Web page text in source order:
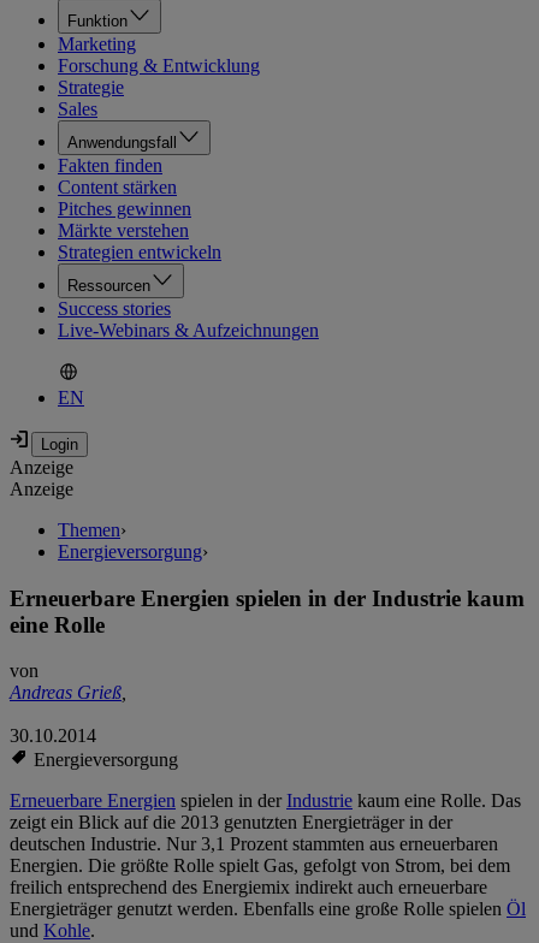
Funktion
Marketing
Forschung & Entwicklung
Strategie
Sales
Anwendungsfall
Fakten finden
Content stärken
Pitches gewinnen
Märkte verstehen
Strategien entwickeln
Ressourcen
Success stories
Live-Webinars & Aufzeichnungen
EN
Anzeige
Anzeige
Themen›
Energieversorgung›
Erneuerbare Energien spielen in der Industrie kaum
eine Rolle
von
Andreas Grieß,
30.10.2014
Energieversorgung
Erneuerbare Energien spielen in derIndustrie kaum eine Rolle. Das
zeigt ein Blick auf die 2013 genutzten Energieträger in der
deutschen Industrie. Nur 3,1 Prozent stammten aus erneuerbaren
Energien. Die größte Rolle spielt Gas, gefolgt von Strom, bei dem
freilich entsprechend des Energiemix indirekt auch erneuerbare
Energieträger genutzt werden. Ebenfalls eine große Rolle spielen Öl
und Kohle.